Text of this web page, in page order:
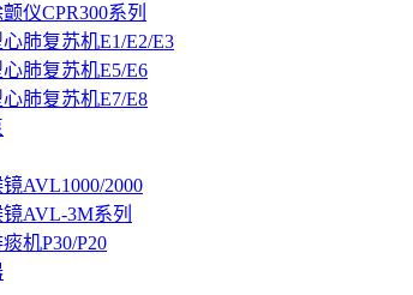
仪CPR300系列
肺复苏机E1/E2/E3
肺复苏机E5/E6
肺复苏机E7/E8
AVL1000/2000
AVL-3M系列
机P30/P20